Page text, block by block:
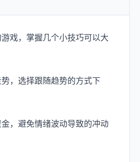
戏，掌握几个小技巧可以大
，选择跟随趋势的方式下
，避免情绪波动导致的冲动